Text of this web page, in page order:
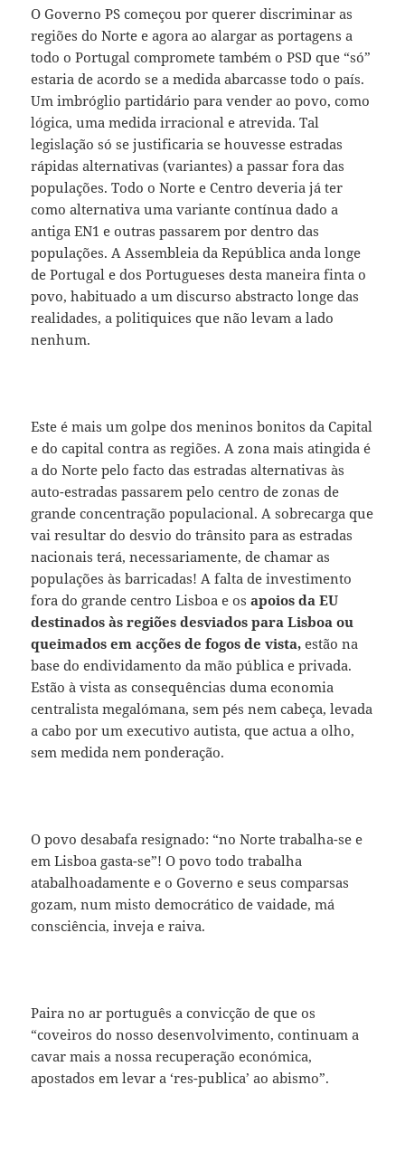
O Governo PS começou por querer discriminar as
regiões do Norte e agora ao alargar as portagens a
todo o Portugal compromete também o PSD que “só”
estaria de acordo se a medida abarcasse todo o país.
Um imbróglio partidário para vender ao povo, como
lógica, uma medida irracional e atrevida. Tal
legislação só se justificaria se houvesse estradas
rápidas alternativas (variantes) a passar fora das
populações. Todo o Norte e Centro deveria já ter
como alternativa uma variante contínua dado a
antiga EN1 e outras passarem por dentro das
populações. A Assembleia da República anda longe
de Portugal e dos Portugueses desta maneira finta o
povo, habituado a um discurso abstracto longe das
realidades, a politiquices que não levam a lado
nenhum.
Este é mais um golpe dos meninos bonitos da Capital
e do capital contra as regiões. A zona mais atingida é
a do Norte pelo facto das estradas alternativas às
auto-estradas passarem pelo centro de zonas de
grande concentração populacional. A sobrecarga que
vai resultar do desvio do trânsito para as estradas
nacionais terá, necessariamente, de chamar as
populações às barricadas! A falta de investimento
fora do grande centro Lisboa e os apoios da EU
destinados às regiões desviados para Lisboa ou
queimados em acções de fogos de vista, estão na
base do endividamento da mão pública e privada.
Estão à vista as consequências duma economia
centralista megalómana, sem pés nem cabeça, levada
a cabo por um executivo autista, que actua a olho,
sem medida nem ponderação.
O povo desabafa resignado: “no Norte trabalha-se e
em Lisboa gasta-se”! O povo todo trabalha
atabalhoadamente e o Governo e seus comparsas
gozam, num misto democrático de vaidade, má
consciência, inveja e raiva.
Paira no ar português a convicção de que os
“coveiros do nosso desenvolvimento, continuam a
cavar mais a nossa recuperação económica,
apostados em levar a ‘res-publica’ ao abismo”.